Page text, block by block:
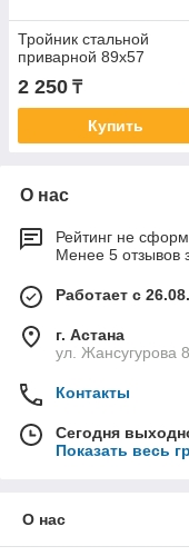
Тройник стальной
приварной 89х57
2 250 ₸
Купить
О нас
Рейтинг не
Менее 5 отзывов
Работает с
г. Астана
ул. Жансугурова
Контакты
Сегодня
Показать весь
О нас